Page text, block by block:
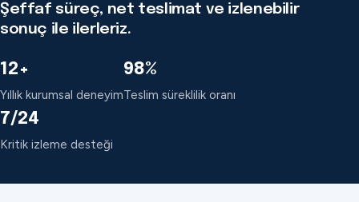
Şeffaf süreç, net teslimat ve izlenebilir
sonuç ile ilerleriz.
12+
Yıllık kurumsal deneyim
98%
Teslim süreklilik oranı
7/24
Kritik izleme desteği